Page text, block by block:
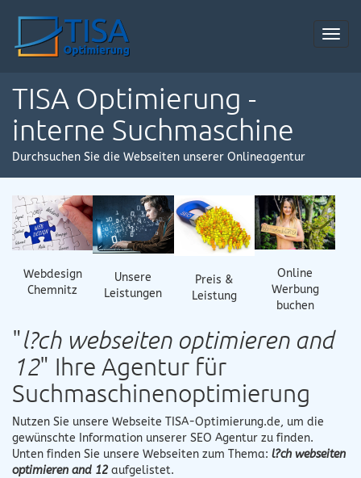
TISA Optimierung -
interne Suchmaschine
Durchsuchen Sie die Webseiten unserer Onlineagentur
Webdesign
Chemnitz
Unsere
Leistungen
Preis &
Leistung
Online
Werbung
buchen
"l?ch webseiten optimieren and
12" Ihre Agentur für
Suchmaschinenoptimierung
Nutzen Sie unsere Webseite TISA-Optimierung.de, um die
gewünschte Information unserer SEO Agentur zu finden.
Unten finden Sie unsere Webseiten zum Thema: l?ch webseiten
optimieren and 12 aufgelistet.